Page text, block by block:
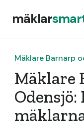
mäklar
Mäklare Barnarp
Mäklare
Odensjö: